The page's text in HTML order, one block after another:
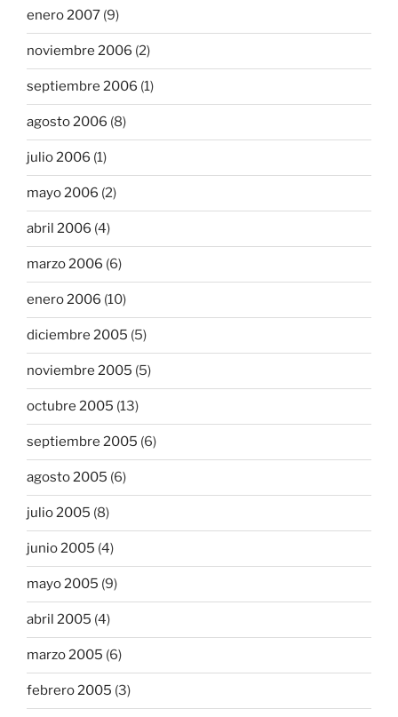
enero 2007 (9)
noviembre 2006 (2)
septiembre 2006 (1)
agosto 2006 (8)
julio 2006 (1)
mayo 2006 (2)
abril 2006 (4)
marzo 2006 (6)
enero 2006 (10)
diciembre 2005 (5)
noviembre 2005 (5)
octubre 2005 (13)
septiembre 2005 (6)
agosto 2005 (6)
julio 2005 (8)
junio 2005 (4)
mayo 2005 (9)
abril 2005 (4)
marzo 2005 (6)
febrero 2005 (3)